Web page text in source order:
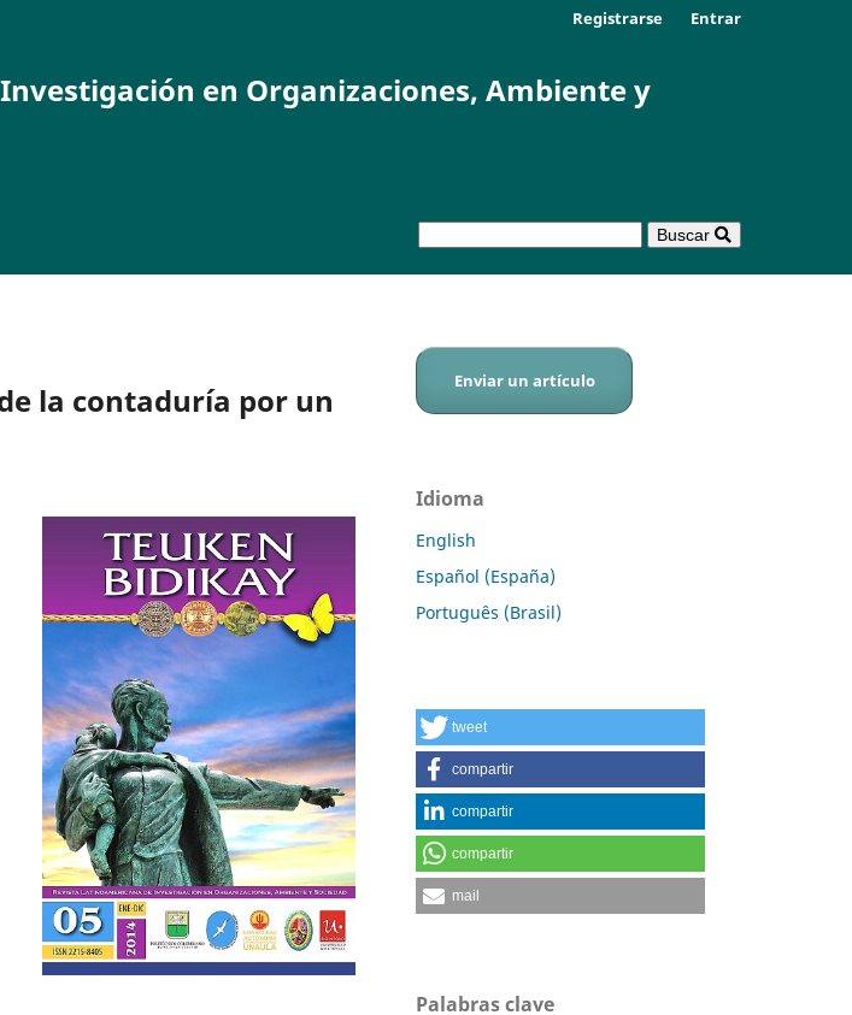
en Organizaciones, Ambiente y
Buscar
Registrarse Entrar
la contaduría por un
Enviar un artículo
Idioma
English
Español (España)
Português (Brasil)
tweet
compartir
compartir
compartir
mail
Palabras clave